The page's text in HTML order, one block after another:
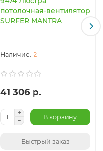
потолочная-вентилятор
SURFER MANTRA
2
41 306 р.
В корзину
Быстрый заказ